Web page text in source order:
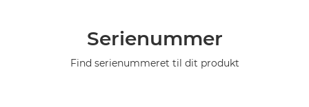
Serienummer
Find serienummeret til dit produkt